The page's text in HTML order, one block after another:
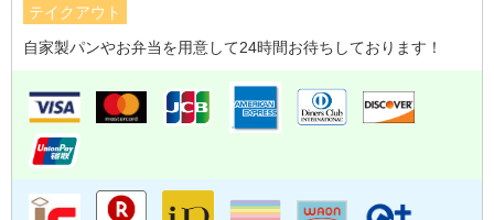
テイクアウト
自家製パンやお弁当を用意して24時間お待ちしております！